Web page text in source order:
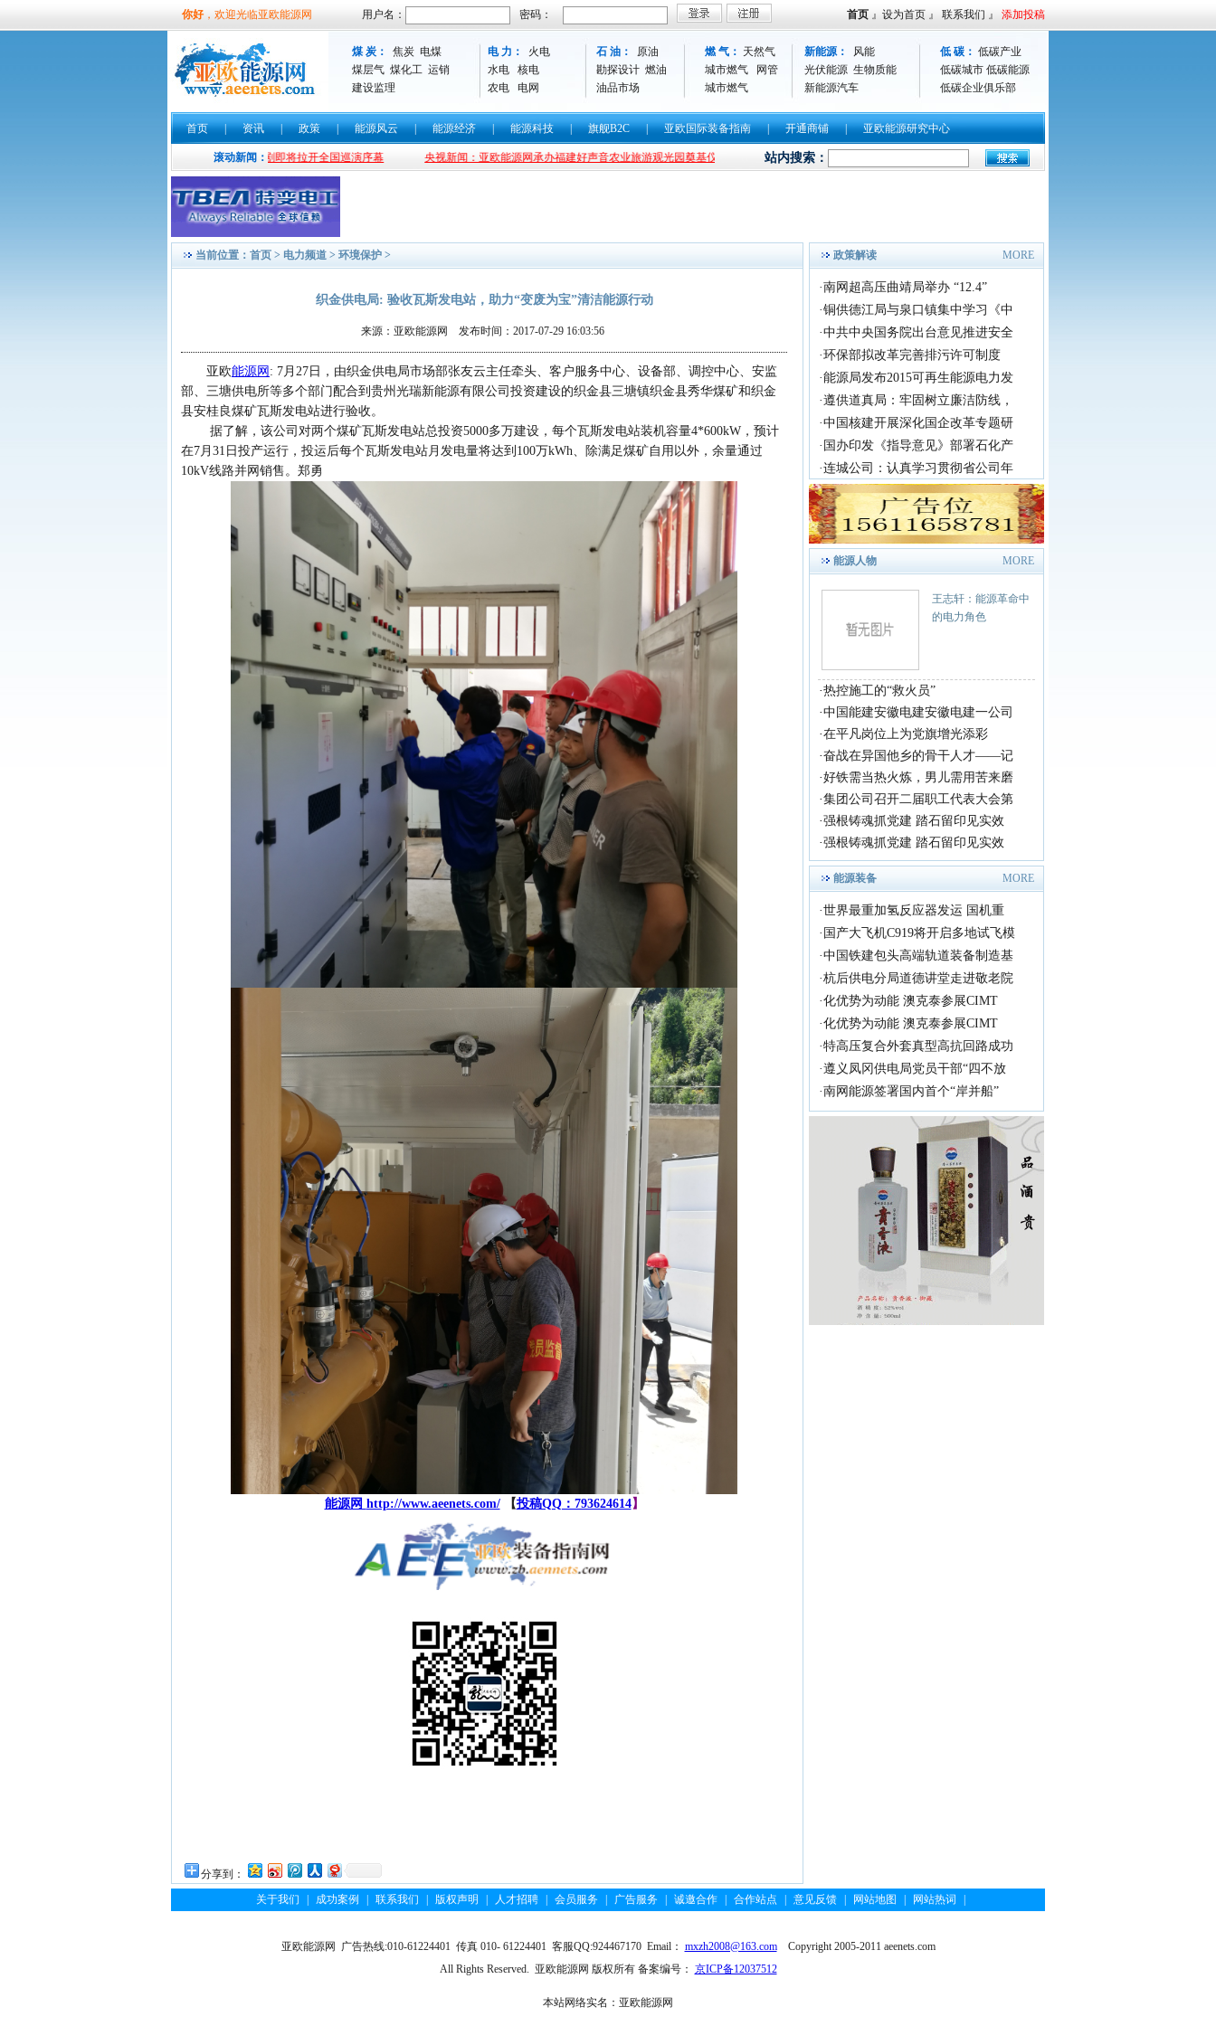
你好，欢迎光临亚欧能源网 用户名： 密码： 首页 』 设为首页 』 联系我们 』 添加投稿
煤 炭： 焦炭 电煤
煤层气 煤化工 运销
建设监理
电 力：
火电
水电
核电
农电
电网
石 油：
原油
勘探设计 燃油
油品市场
燃 气： 天然气
城市燃气
网管
城市燃气
新能源：
风能
光伏能源 生物质能
新能源汽车
低 碳： 低碳产业
低碳城市 低碳能源
低碳企业俱乐部
首页 | 资讯 | 政策 | 能源风云 | 能源经济 | 能源科技 | 旗舰B2C | 亚欧国际装备指南 | 开通商铺 | 亚欧能源研究中心
滚动新闻：
<青春防线>大型预防青少年犯罪话剧即将拉开全国巡演序幕 央视新闻：亚欧能源网承办福建好声音农业旅游观光园奠基仪式 亚欧能源网承办首届好声音茶文化节
站内搜索：
当前位置： 首页 > 电力频道 > 环境保护 >
织金供电局: 验收瓦斯发电站，助力“变废为宝”清洁能源行动
来源：亚欧能源网 发布时间：2017-07-29 16:03:56
亚欧能源网 : 7月27日，由织金供电局市场部张友云主任牵头、客户服务中心、设备部、调控中心、安监
部、三塘供电所等多个部门配合到贵州光瑞新能源有限公司投资建设的织金县三塘镇织金县秀华煤矿和织金
县安桂良煤矿瓦斯发电站进行验收。
据了解，该公司对两个煤矿瓦斯发电站总投资5000多万建设，每个瓦斯发电站装机容量4*600kW，预计
在7月31日投产运行，投运后每个瓦斯发电站月发电量将达到100万kWh、除满足煤矿自用以外，余量通过
10kV线路并网销售。郑勇
能源网 http://www.aeenets.com/【投稿QQ：793624614】
分享到：
政策解读 MORE
·南网超高压曲靖局举办 “12.4”
·铜供德江局与泉口镇集中学习《中
·中共中央国务院出台意见推进安全
·环保部拟改革完善排污许可制度
·能源局发布2015可再生能源电力发
·遵供道真局：牢固树立廉洁防线，
·中国核建开展深化国企改革专题研
· 国办印发《指导意见》部署石化产
·连城公司：认真学习贯彻省公司年
能源人物 MORE
王志轩：能源革命中
的电力角色
·热控施工的“救火员”
·中国能建安徽电建安徽电建一公司
·在平凡岗位上为党旗增光添彩
·奋战在异国他乡的骨干人才——记
·好铁需当热火炼，男儿需用苦来磨
·集团公司召开二届职工代表大会第
·强根铸魂抓党建 踏石留印见实效
·强根铸魂抓党建 踏石留印见实效
能源装备 MORE
·世界最重加氢反应器发运 国机重
· 国产大飞机C919将开启多地试飞模
·中国铁建包头高端轨道装备制造基
·杭后供电分局道德讲堂走进敬老院
·化优势为动能 澳克泰参展CIMT
·化优势为动能 澳克泰参展CIMT
·特高压复合外套真型高抗回路成功
·遵义凤冈供电局党员干部“四不放
·南网能源签署国内首个“岸并船”
关于我们 | 成功案例 | 联系我们 | 版权声明 | 人才招聘 | 会员服务 | 广告服务 | 诚邀合作 | 合作站点 | 意见反馈 | 网站地图 | 网站热词 |
亚欧能源网 广告热线:010-61224401 传真 010- 61224401 客服QQ:924467170 Email： mxzh2008@163.comCopyright 2005-2011 aeenets.com
All Rights Reserved. 亚欧能源网 版权所有 备案编号： 京ICP备12037512
本站网络实名：亚欧能源网